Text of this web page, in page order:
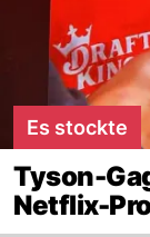
Es stockte
Tyson-
Netflix-